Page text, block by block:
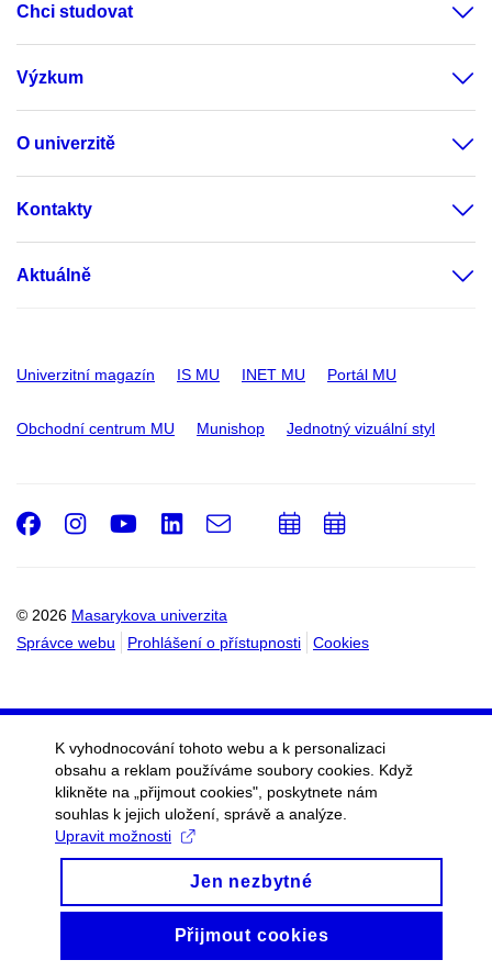
Chci studovat
Výzkum
O univerzitě
Kontakty
Aktuálně
Univerzitní magazín IS MU INET MU Portál MU
Obchodní centrum MU Munishop Jednotný vizuální styl
© 2026 Masarykova univerzita
Správce webu
Prohlášení o přístupnosti Cookies
Facebook
Instagram
Youtube
LinkedIn
e-
Email
PřidatPřidat
K vyhodnocování tohoto webu a k personalizaci
obsahu a reklam používáme soubory cookies. Když
klikněte na „přijmout cookies", poskytnete nám
souhlas k jejich uložení, správě a analýze.
Upravit možnosti
Jen nezbytné
Přijmout cookies